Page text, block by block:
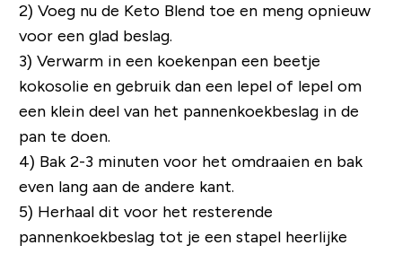
2) Voeg nu de Keto Blend toe en meng opnieuw
voor een glad beslag.
3) Verwarm in een koekenpan een beetje
kokosolie en gebruik dan een lepel of lepel om
een ​​klein deel van het pannenkoekbeslag in de
pan te doen.
4) Bak 2-3 minuten voor het omdraaien en bak
even lang aan de andere kant.
5) Herhaal dit voor het resterende
pannenkoekbeslag tot je een stapel heerlijke